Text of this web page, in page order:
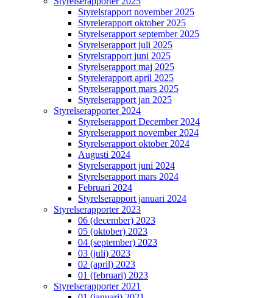
Styrelsrapport november 2025
Styrelerapport oktober 2025
Styrelserapport september 2025
Styrelserapport juli 2025
Styrelsrapport juni 2025
Styrelserapport maj 2025
Styrelerapport april 2025
Styrelserapport mars 2025
Styrelserapport jan 2025
Styrelserapporter 2024
Styrelserapport December 2024
Styrelserapport november 2024
Styrelserapport oktober 2024
Augusti 2024
Styrelserapport juni 2024
Styrelserapport mars 2024
Februari 2024
Styrelserapport januari 2024
Styrelserapporter 2023
06 (december) 2023
05 (oktober) 2023
04 (september) 2023
03 (juli) 2023
02 (april) 2023
01 (februari) 2023
Styrelserapporter 2021